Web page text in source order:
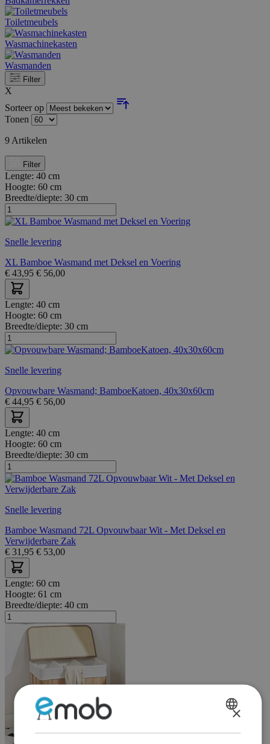
Toiletmeubels
Wasmachinekasten
Wasmanden
Filter
X
Sorteer op
Tonen
9 Artikelen
Filter
Lengte: 40 cm
Hoogte: 60 cm
Breedte/diepte: 30 cm
Snelle levering
XL Bamboe Wasmand met Deksel en Voering
€ 43,95 € 56,00
Lengte: 40 cm
Hoogte: 60 cm
Breedte/diepte: 30 cm
Snelle levering
Opvouwbare Wasmand; BamboeKatoen, 40x30x60cm
€ 44,95 € 56,00
Lengte: 40 cm
Hoogte: 60 cm
Breedte/diepte: 30 cm
Snelle levering
Bamboe Wasmand 72L Opvouwbaar Wit - Met Deksel en
Verwijderbare Zak
€ 31,95 € 53,00
Lengte: 60 cm
Hoogte: 61 cm
Breedte/diepte: 40 cm
×